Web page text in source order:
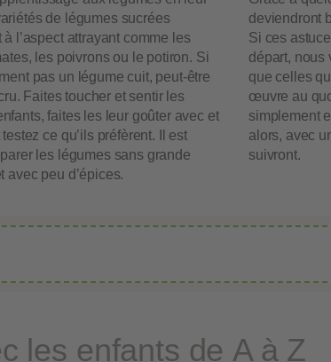
de légumes sucrées
l’aspect attrayant comme les
les poivrons ou le potiron. Si
pas un légume cuit, peut-être
Faites toucher et sentir les
faites les leur goûter avec et
ce qu’ils préfèrent. Il est
les légumes sans grande
avec peu d’épices.
deviendront
Si ces
départ, nous
que celles
œuvre au
simplement
alors, avec
suivront.
les enfants de A à Z